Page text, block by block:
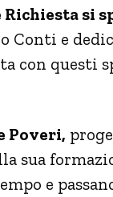
Richiesta si
Conti e
con questi
Poveri,
sua
e